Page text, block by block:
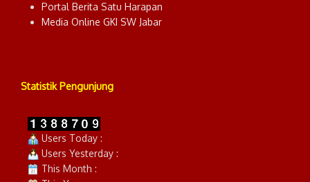
Portal Berita Satu Harapan
Media Online GKI SW Jabar
Statistik Pengunjung
Users Today :
Users Yesterday :
This Month :